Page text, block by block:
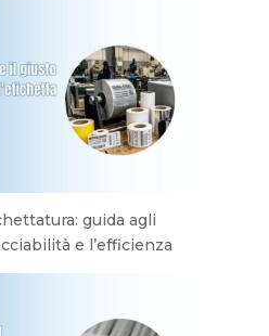
guida agli
e l’efficienza